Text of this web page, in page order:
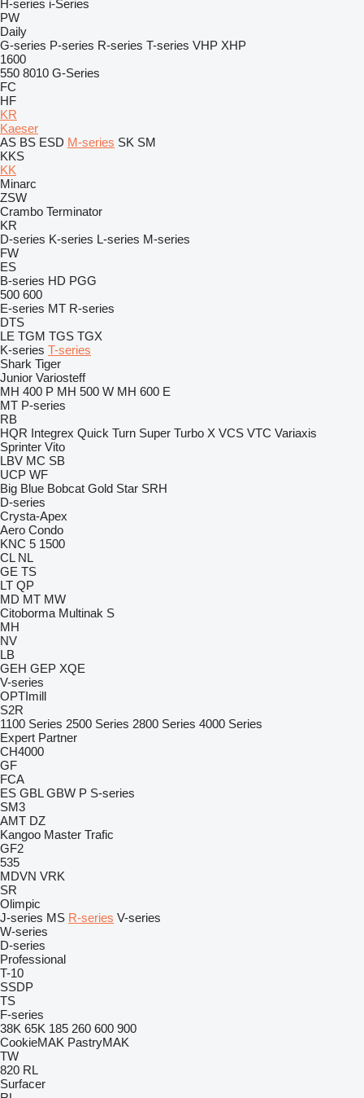
H-series i-Series
PW
Daily
G-series P-series R-series T-series VHP XHP
1600
550 8010 G-Series
FC
HF
KR
Kaeser
AS BS ESD M-series SK SM
KKS
KK
Minarc
ZSW
Crambo Terminator
KR
D-series K-series L-series M-series
FW
ES
B-series HD PGG
500 600
E-series MT R-series
DTS
LE TGM TGS TGX
K-series T-series
Shark Tiger
Junior Variosteff
MH 400 P MH 500 W MH 600 E
MT P-series
RB
HQR Integrex Quick Turn Super Turbo X VCS VTC Variaxis
Sprinter Vito
LBV MC SB
UCP WF
Big Blue Bobcat Gold Star SRH
D-series
Crysta-Apex
Aero Condo
KNC 5 1500
CL NL
GE TS
LT QP
MD MT MW
Citoborma Multinak S
MH
NV
LB
GEH GEP XQE
V-series
OPTImill
S2R
1100 Series 2500 Series 2800 Series 4000 Series
Expert Partner
CH4000
GF
FCA
ES GBL GBW P S-series
SM3
AMT DZ
Kangoo Master Trafic
GF2
535
MDVN VRK
SR
Olimpic
J-series MS R-series V-series
W-series
D-series
Professional
T-10
SSDP
TS
F-series
38K 65K 185 260 600 900
CookieMAK PastryMAK
TW
820 RL
Surfacer